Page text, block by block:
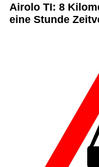
Airolo TI: 8
eine Stunde